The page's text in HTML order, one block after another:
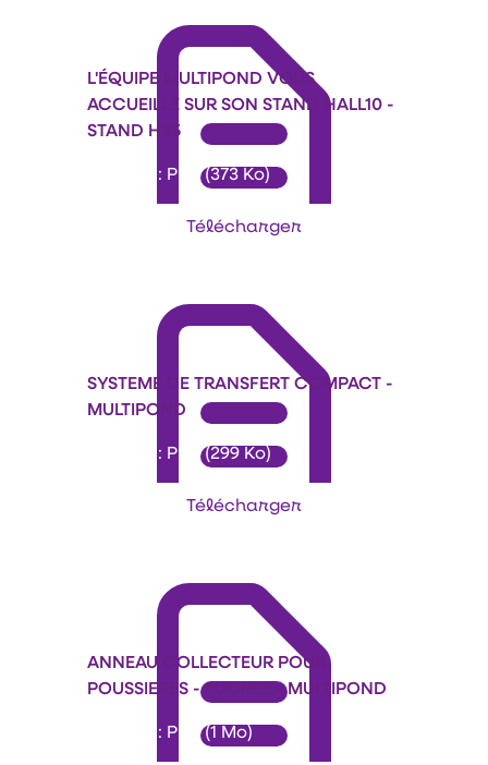
L'ÉQUIPE MULTIPOND VOUS
ACCUEILLE SUR SON STAND HALL10 -
STAND H35
Format : PDF (373 Ko)
Télécharger
SYSTEME DE TRANSFERT COMPACT -
MULTIPOND
Format : PDF (299 Ko)
Télécharger
ANNEAU COLLECTEUR POUR
POUSSIERES - SUCRES - MULTIPOND
Format : PDF (1 Mo)